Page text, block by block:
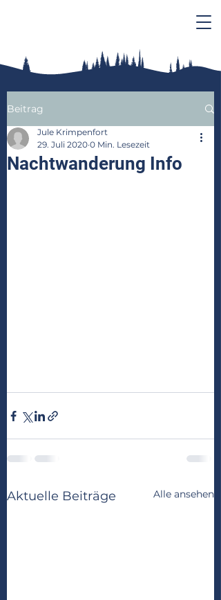
Beitrag
Nachtwanderung Info
Jule Krimpenfort
29. Juli 2020 0 Min. Lesezeit
Aktuelle Beiträge Alle ansehen